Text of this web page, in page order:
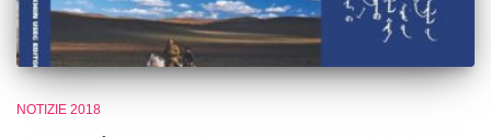
NOTIZIE 2018